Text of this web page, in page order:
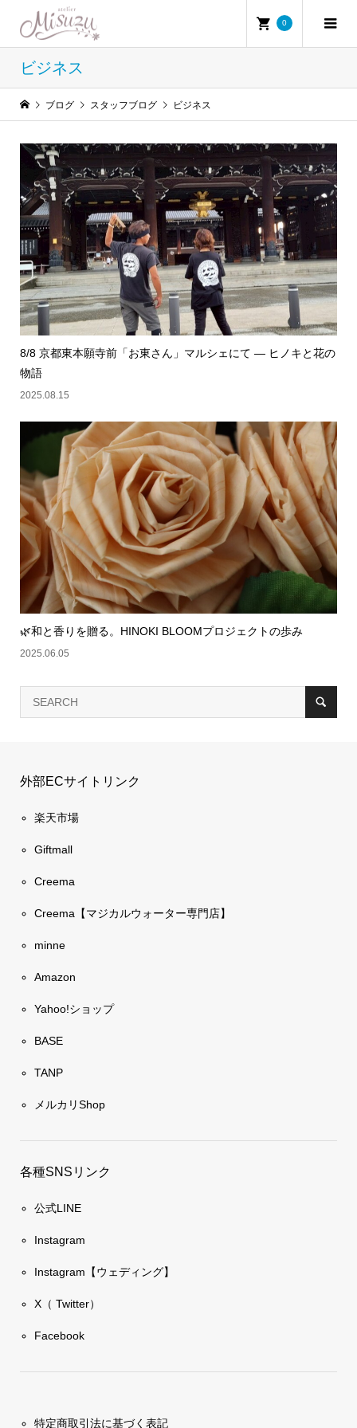
0
ビジネス
ブログ スタッフブログ ビジネス
8/8 京都東本願寺前「お東さん」マルシェにて — ヒノキと花の
物語
2025.08.15
🌿和と香りを贈る。HINOKI BLOOMプロジェクトの歩み
2025.06.05
外部ECサイトリンク
楽天市場
Giftmall
Creema
Creema【マジカルウォーター専門店】
minne
Amazon
Yahoo!ショップ
BASE
TANP
メルカリShop
各種SNSリンク
公式LINE
Instagram
Instagram【ウェディング】
X（ Twitter）
Facebook
特定商取引法に基づく表記